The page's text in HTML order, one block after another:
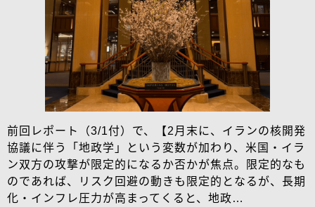
前回レポート（3/1付）で、【2月末に、イランの核開発
協議に伴う「地政学」という変数が加わり、米国・イラ
ン双方の攻撃が限定的になるか否かが焦点。限定的なも
のであれば、リスク回避の動きも限定的となるが、長期
化・インフレ圧力が高まってくると、地政…